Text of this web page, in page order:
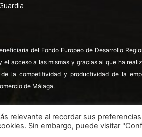
del Fondo Europeo de Desarrollo
acceso a las mismas y gracias al que ha
la competitividad y productividad de la
de Málaga.
LSSICE Términos y
relevante al recordar sus
Sin embargo, puede visitar